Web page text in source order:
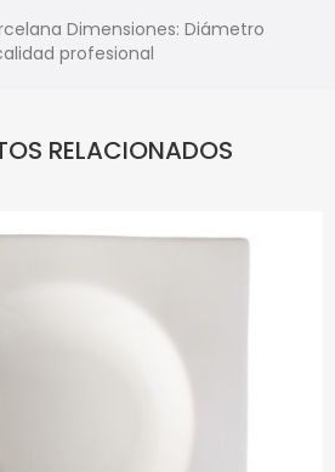
Dimensiones: Diámetro
profesional
RELACIONADOS